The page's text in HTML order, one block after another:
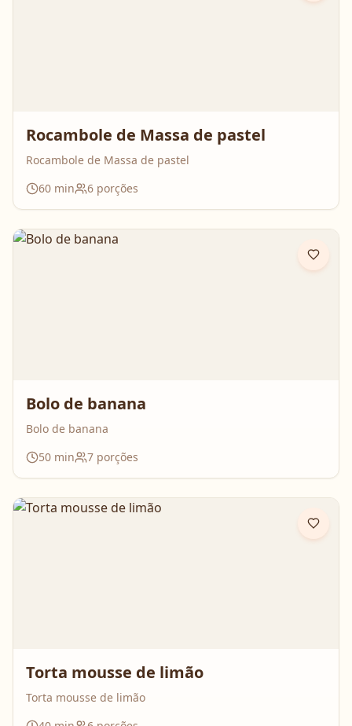
Rocambole de Massa de pastel
Rocambole de Massa de pastel
60 min 6 porções
Bolo de banana
Bolo de banana
50 min 7 porções
Torta mousse de limão
Torta mousse de limão